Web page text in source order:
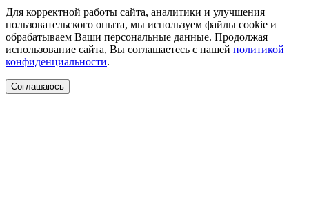
Для корректной работы сайта, аналитики и улучшения
пользовательского опыта, мы используем файлы cookie и
обрабатываем Ваши персональные данные. Продолжая
использование сайта, Вы соглашаетесь с нашей политикой
конфиденциальности.
Соглашаюсь